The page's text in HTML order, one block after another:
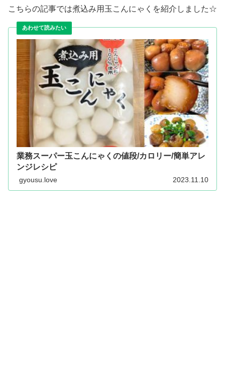
こちらの記事では煮込み用玉こんにゃくを紹介しました☆
業務スーパー玉こんにゃくの値段/カロリー/簡単アレ
ンジレシピ
gyousu.love 2023.11.10